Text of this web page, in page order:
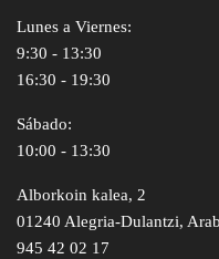
Lunes a Viernes:
9:30 - 13:30
16:30 - 19:30
Sábado:
10:00 - 13:30
Alborkoin kalea, 2
01240 Alegria-Dulantzi,
945 42 02 17